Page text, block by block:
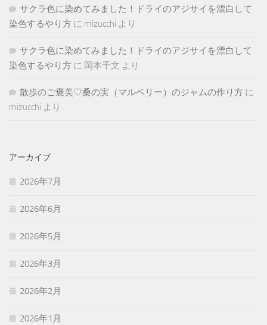
サクラ色に染めてみました！ドライのアジサイを漂白して
染色するやり方 に mizucchi より
サクラ色に染めてみました！ドライのアジサイを漂白して
染色するやり方 に 岡本千文 より
散歩のご褒美♡桑の実（マルベリー）のジャムの作り方 に
mizucchi より
アーカイブ
2026年7月
2026年6月
2026年5月
2026年3月
2026年2月
2026年1月